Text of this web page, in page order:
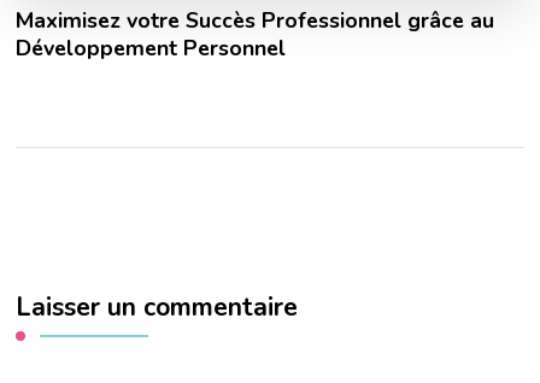
Maximisez votre Succès Professionnel grâce au
Développement Personnel
Laisser un commentaire